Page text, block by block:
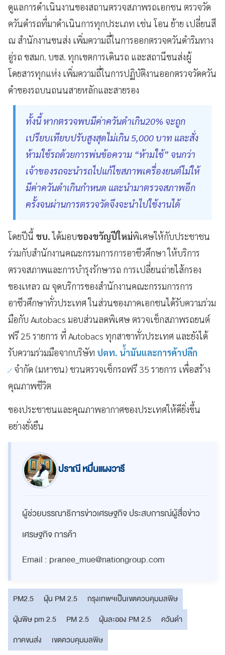
ดูแลการดำเนินงานของสถานตรวจสภาพรถเอกชน ตรวจวัด
ควันดำรถที่มาดำเนินการทุกประเภท เช่น โอน ย้าย เปลี่ยนสี
ณ สำนักงานขนส่ง เพิ่มความถี่ในการออกตรวจควันดำริมทาง
อู่รถ ขสมก. บขส. ทุกเขตการเดินรถ และสถานีขนส่งผู้
โดยสารทุกแห่ง เพิ่มความถี่ในการปฏิบัติงานออกตรวจวัดควัน
ดำของรถบนถนนสายหลักและสายรอง
ทั้งนี้ หากตรวจพบมีค่าควันดำเกิน20% จะถูก
เปรียบเทียบปรับสูงสุดไม่เกิน 5,000 บาท และสั่ง
ห้ามใช้รถด้วยการพ่นข้อความ “ห้ามใช้” จนกว่า
เจ้าของรถจะนำรถไปแก้ไขสภาพเครื่องยนต์ไม่ให้
มีค่าควันดำเกินกำหนด และนำมาตรวจสภาพอีก
ครั้งจนผ่านการตรวจวัดจึงจะนำไปใช้งานได้
โดยปีนี้ ขบ.ได้มอบของขวัญปีใหม่พิเศษให้กับประชาชน
ร่วมกับสำนักงานคณะกรรมการการอาชีวศึกษา ให้บริการ
ตรวจสภาพและการบำรุงรักษารถ การเปลี่ยนถ่ายไส้กรอง
ของเหลว ณ จุดบริการของสำนักงานคณะกรรมการการ
อาชีวศึกษาทั่วประเทศ ในส่วนของภาคเอกชนได้รับความร่วม
มือกับ Autobacs มอบส่วนลดพิเศษ ตรวจเช็กสภาพรถยนต์
ฟรี 25 รายการ ที่ Autobacs ทุกสาขาทั่วประเทศ และยังได้
รับความร่วมมือจากบริษัท ปตท. น้ำมันและการค้าปลีก
จำกัด (มหาชน) ชวนตรวจเช็กรถฟรี 35 รายการ เพื่อสร้าง
คุณภาพชีวิต
ของประชาชนและคุณภาพอากาศของประเทศให้ดียิ่งขึ้น
อย่างยั่งยืน
ปราณี หมื่นแผงวารี
ผู้ช่วยบรรณาธิการข่าวเศรษฐกิจ ประสบการณ์ผู้สื่อข่าว
เศรษฐกิจ การค้า
Email : pranee_mue@nationgroup.com
PM2.5 ฝุ่น PM 2.5
กรุงเทพฯเป็นเขตควบคุมมลพิษ
ฝุ่นพิษ pm 2.5
PM 2.5 ฝุ่นละออง PM 2.5
ควันดำ
ภาคขนส่ง
เขตควบคุมมลพิษ